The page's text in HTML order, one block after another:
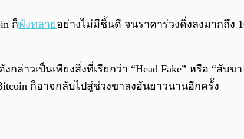
ก็พังทลายอย่างไม่มีชิ้นดี จนราคาร่วงดิ่งลงมากถึง
าวเป็นเพียงสิ่งที่เรียกว่า “Head Fake” หรือ “สับ
ก็อาจกลับไปสู่ช่วงขาลงอันยาวนานอีกครั้ง